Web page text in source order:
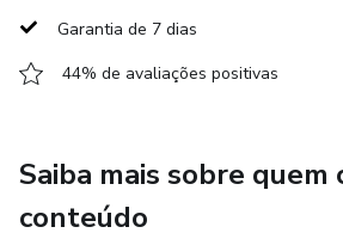
- Técnicas de roteiro, iluminação e
seus vídeos
contratos
- Como montar seu portfólio mesmo
Garantia de 7 dias
44% de avaliações positivas
Saiba mais sobre quem
conteúdo